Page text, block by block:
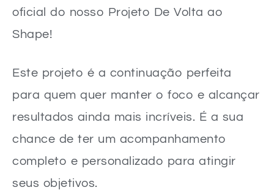
oficial do nosso Projeto De Volta ao
Shape!
Este projeto é a continuação perfeita
para quem quer manter o foco e alcançar
resultados ainda mais incríveis. É a sua
chance de ter um acompanhamento
completo e personalizado para atingir
seus objetivos.